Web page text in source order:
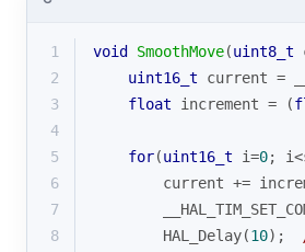
1 void SmoothMove(uint8_t
2
uint16_t current =
3
float increment = (
4
5
for(uint16_t i=0;
6
current +=
7
8
        HAL_Delay(
10);